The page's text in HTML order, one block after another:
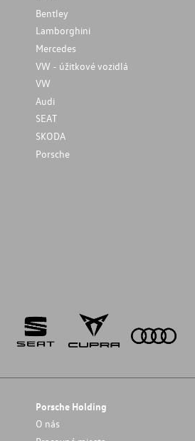
Bentley
Lamborghini
Mercedes
VW - úžitkové vozidlá
VW
Audi
SEAT
SKODA
Porsche
Porsche Holding
O nás